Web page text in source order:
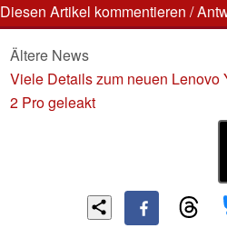
Diesen Artikel kommentieren /
Ältere News
Viele Details zum neuen Lenovo
2 Pro geleakt